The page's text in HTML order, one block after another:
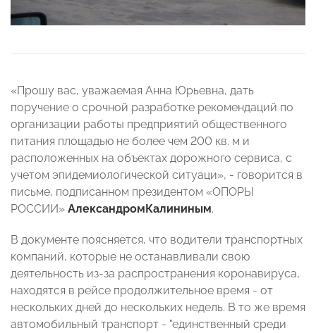
«Прошу вас, уважаемая Анна Юрьевна, дать
поручение о срочной разработке рекомендаций по
организации работы предприятий общественного
питания площадью не более чем 200 кв. м и
расположенных на объектах дорожного сервиса, с
учетом эпидемиологической ситуаци», - говорится в
письме, подписанном президентом «ОПОРЫ
РОССИИ» Александром Калининым.
В документе поясняется, что водители транспортных
компаний, которые не останавливали свою
деятельность из-за распространения коронавируса,
находятся в рейсе продолжительное время - от
нескольких дней до нескольких недель. В то же время
автомобильный транспорт - "единственный среди